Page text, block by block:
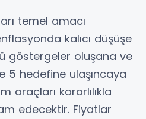
temel amacı
kalıcı düşüşe
göstergeler oluşana ve
5 hedefine ulaşıncaya
araçları kararlılıkla
edecektir. Fiyatlar